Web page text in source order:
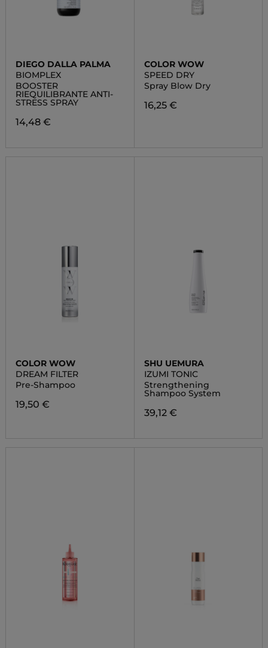
DIEGO DALLA PALMA
BIOMPLEX
BOOSTER
RIEQUILIBRANTE ANTI-
STRESS SPRAY
14,48 €
COLOR WOW
SPEED DRY
Spray Blow Dry
16,25 €
COLOR WOW
DREAM FILTER
Pre-Shampoo
19,50 €
SHU UEMURA
IZUMI TONIC
Strengthening
Shampoo System
39,12 €